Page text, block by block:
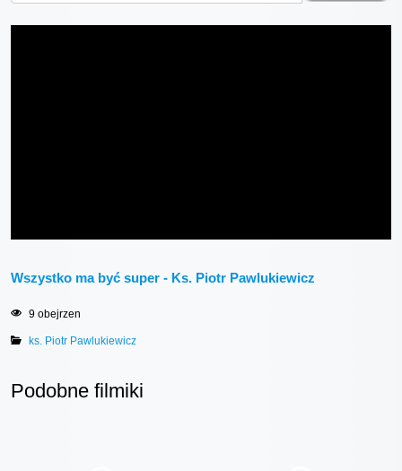
Wszystko ma być super - Ks. Piotr Pawlukiewicz
9 obejrzen
ks. Piotr Pawlukiewicz
Podobne filmiki